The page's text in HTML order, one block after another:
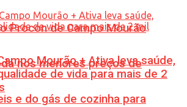
Procon de Campo Mourão
nos menores preços de
e do gás de cozinha para
Mourão + Ativa leva saúde,
de vida para mais de 2